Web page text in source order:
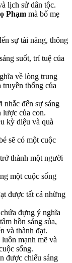
lịch sử dân tộc.
Phạm mà bố mẹ
sự tài năng, thông
suốt, trí tuệ của
về lòng trung
truyền thống của
nhắc đến sự sáng
lược của con.
kỳ diệu và quà
sẽ có một cuộc
thành một người
một cuộc sống
được tất cả những
đựng ý nghĩa
hồn sáng sủa,
và thành đạt.
mạnh mẽ và
sống.
được chiếu sáng